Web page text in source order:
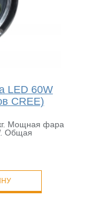
LED 60W
CREE)
Мощная фара
Общая